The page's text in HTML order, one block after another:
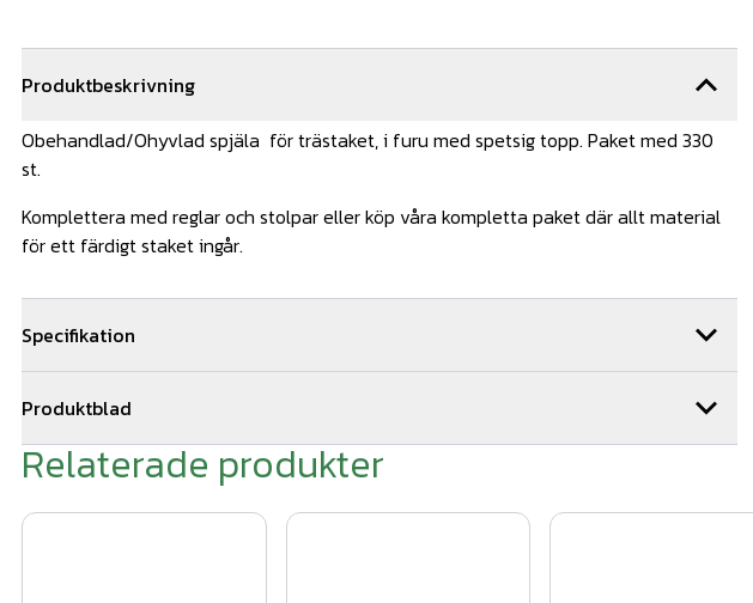
Produktbeskrivning
Obehandlad/Ohyvlad spjäla för trästaket, i furu med spetsig topp. Paket med 330
st.
Komplettera med reglar och stolpar eller köp våra kompletta paket där allt material
för ett färdigt staket ingår.
Specifikation
Träslag: Gran
Produktblad
Staketvirke - ritning.pdf
Relaterade produkter